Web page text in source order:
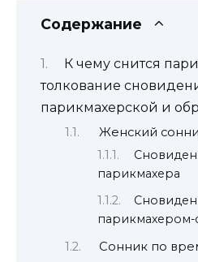
Содержание
К чему снится
толкование
парикмахерской и
Женский
парикмахера
Сонник по